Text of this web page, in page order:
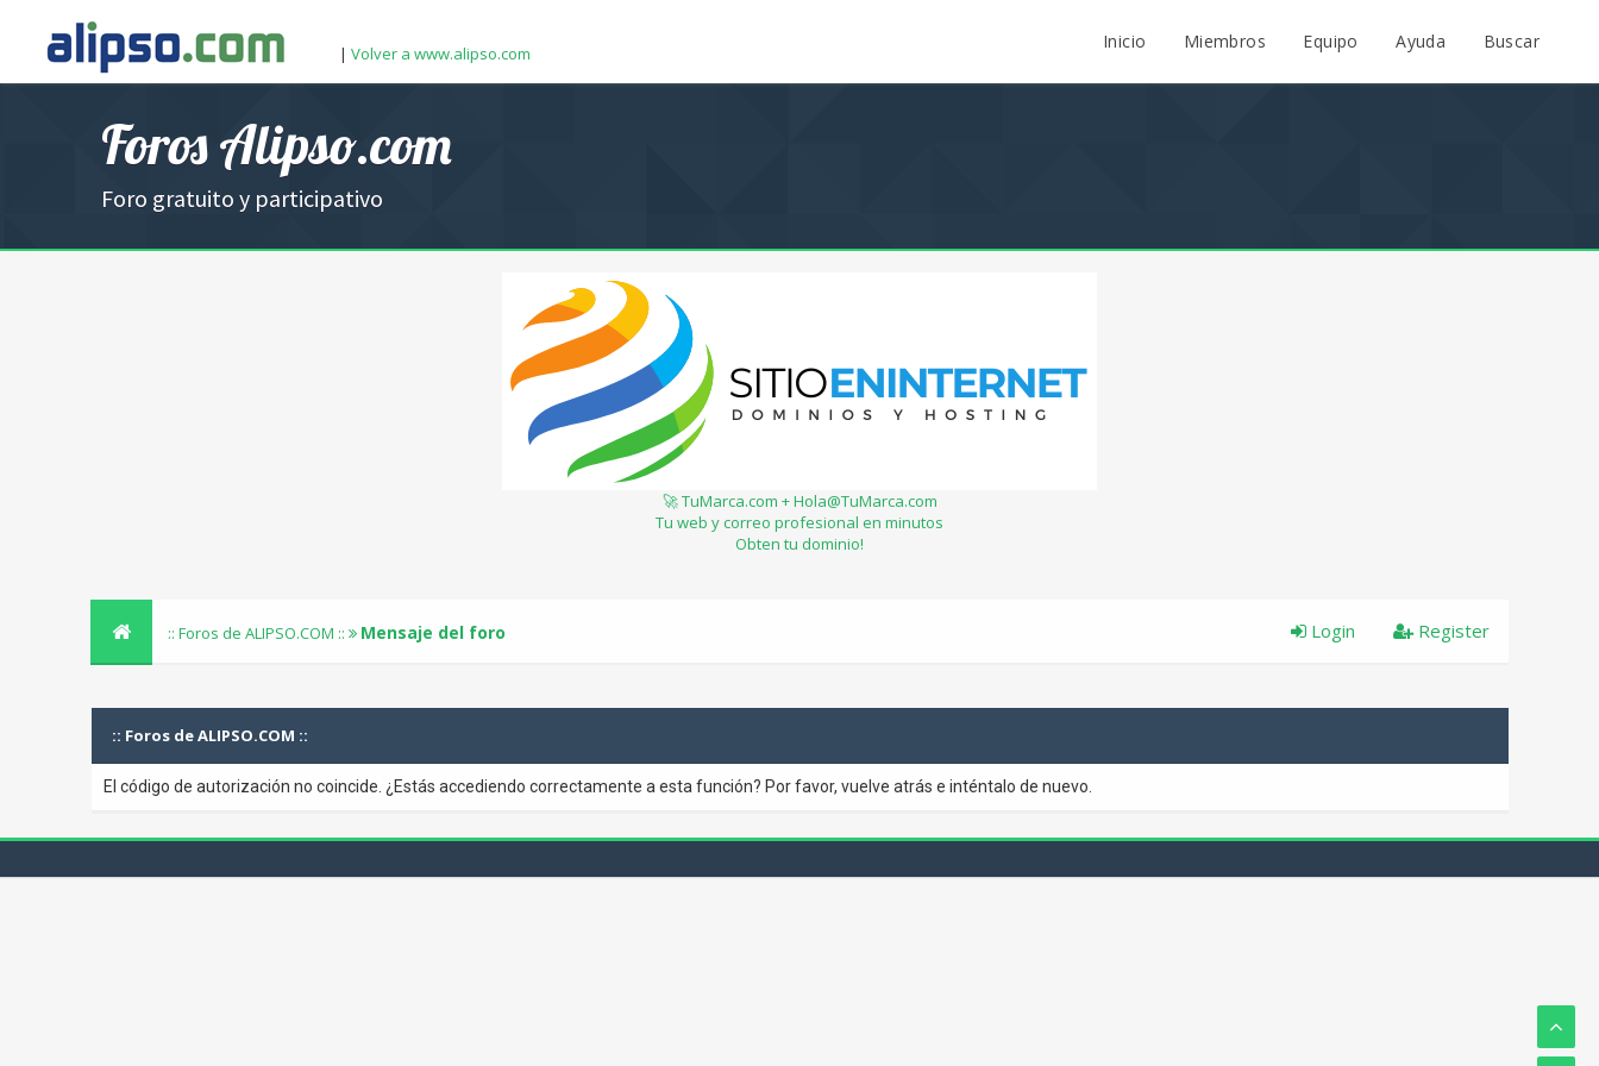
| Volver a www.alipso.com
Inicio Miembros Equipo Ayuda Buscar
Foros Alipso.com
Foro gratuito y participativo
🚀 TuMarca.com + Hola@TuMarca.com
Tu web y correo profesional en minutos
Obten tu dominio!
:: Foros de ALIPSO.COM :: Mensaje del foro Register
Login
:: Foros de ALIPSO.COM ::
El código de autorización no coincide. ¿Estás accediendo correctamente a esta función? Por favor, vuelve atrás e inténtalo de nuevo.